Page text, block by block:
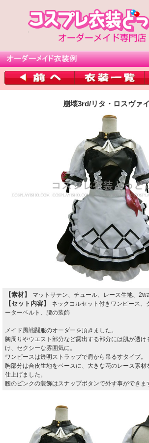
崩壊3rd/リタ・ロスヴァ
【素材】 マットサテン、チュール、レース生地、
【セット内容】
ネックコルセット付きワンピース、
ーターベルト、腰の装飾
メイド風戦闘服のオーダーを頂きました。
胸周りやウエスト部分など露出する部分には肌が透け
け、セクシーな雰囲気に。
ワンピースは透明ストラップで肩から吊るすタイプ。
胸部分は合皮生地をベースに、大きな花のレース素
仕上げました。
腰のピンクの装飾はスナップボタンで外す事ができま